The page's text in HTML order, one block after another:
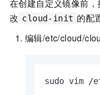
在创建自定义镜像前
改 cloud-init 的配
编辑/etc/cloud/
sudo vim /